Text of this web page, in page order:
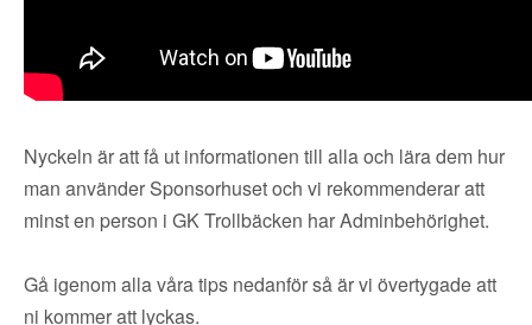
Nyckeln är att få ut informationen till alla och lära dem hur
man använder Sponsorhuset och vi rekommenderar att
minst en person i GK Trollbäcken har Adminbehörighet.
Gå igenom alla våra tips nedanför så är vi övertygade att
ni kommer att lyckas.